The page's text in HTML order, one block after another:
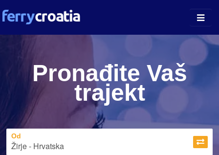
Otočne Luke
Prijevoznici
Pronađite Vaš
trajekt
Od